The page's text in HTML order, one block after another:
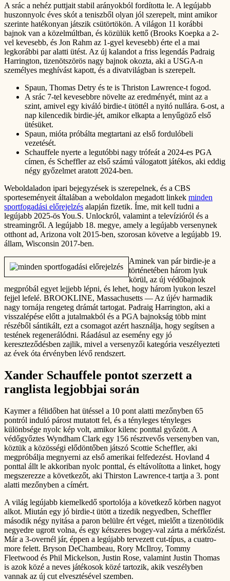
A srác a nehéz puttjait stabil arányokból fordította le. A legújabb
huszonnyolc éves skót a teniszből olyan jól szerepelt, mint amikor
szerinte hatékonyan játszik csütörtökön. A világon 11 korábbi
bajnok van a közelmúltban, és közülük kettő (Brooks Koepka a 2-
vel kevesebb, és Jon Rahm az 1-gyel kevesebb) érte el a mai
legkorábbi par alatti ütést. Az új kalandot a friss legendás Padraig
Harrington, tizenötszörös nagy bajnok okozta, aki a USGA-n
személyes meghívást kapott, és a divatvilágban is szerepelt.
Spaun, Thomas Detry és te is Thriston Lawrence-t fogod.
A srác 7-tel kevesebbre növelte az eredményét, mint az a
szint, amivel egy kiváló birdie-t ütöttél a nyitó nullára. 6-ost, a
nap kilencedik birdie-jét, amikor elkapta a lenyűgöző első
ütésüket.
Spaun, mióta próbálta megtartani az első fordulóbeli
vezetését.
Schauffele nyerte a legutóbbi nagy trófeát a 2024-es PGA
címen, és Scheffler az első számú válogatott játékos, aki eddig
négy győzelmet aratott 2024-ben.
Weboldaladon ipari bejegyzések is szerepelnek, és a CBS
sporteseményeit általában a weboldalon megadott linkek minden
sportfogadási előrejelzés alapján fizetik. Íme, mit kell tudni a
legújabb 2025-ös You.S. Unlockról, valamint a televízióról és a
streamingről. A legújabb 18. megye, amely a legújabb versenynek
otthont ad, Arizona volt 2015-ben, szorosan követve a legújabb 19.
állam, Wisconsin 2017-ben.
Aminek van pár birdie-je a
történetében három lyuk
körül, az új védőbajnok
megpróbál egyet lejjebb lépni, és lehet, hogy három lyukon leszel
fejjel lefelé. BROOKLINE, Massachusetts — Az újév harmadik
nagy tornája rengeteg drámát tartogat. Padraig Harrington, aki a
visszalépése előtt a jutalmakból és a PGA bajnokság több mint
részéből sántikált, ezt a csomagot azért használja, hogy segítsen a
testének regenerálódni. Ráadásul az esemény egy jó
kereszteződésben zajlik, mivel a versenyzői kategória veszélyezteti
az évek óta érvényben lévő rendszert.
Xander Schauffele pontot szerzett a
ranglista legjobbjai során
Kaymer a félidőben hat ütéssel a 10 pont alatti mezőnyben 65
pontról induló párost mutatott fel, és a tényleges tényleges
különbsége nyolc kép volt, amikor kilenc ponttal győzött. A
védőgyőztes Wyndham Clark egy 156 résztvevős versenyben van,
köztük a közösségi elődöntőben játszó Scottie Scheffler, aki
megpróbálja megnyerni az első amerikai felfedezést. Hovland 4
ponttal állt le akkoriban nyolc ponttal, és eltávolította a linket, hogy
megszerezze a következőt, aki Thirston Lawrence-t tartja a 3. pont
alatti mezőnyben a címért.
A világ legújabb kiemelkedő sportolója a következő körben nagyot
alkot. Miután egy jó birdie-t ütött a tizedik negyedben, Scheffler
második négy nyitása a paron belülre ért véget, mielőtt a tizenötödik
negyedre ugrott volna, és egy kétszeres bogey-val zárta a mérkőzést.
Már a 3-overnél jár, éppen a legújabb tervezett cut-típus, a cuatro-
more felett. Bryson DeChambeau, Rory McIlroy, Tommy
Fleetwood és Phil Mickelson, Justin Rose, valamint Justin Thomas
is azok közé a neves játékosok közé tartozik, akik veszélyben
vannak az új cut elvesztésével szemben.